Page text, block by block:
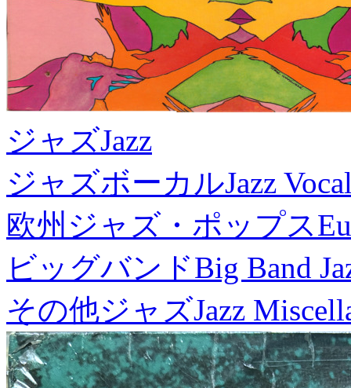
ジャズJazz
ジャズボーカルJazz
欧州ジャズ・ポップス
ビッグバンドBig Band
その他ジャズJazz